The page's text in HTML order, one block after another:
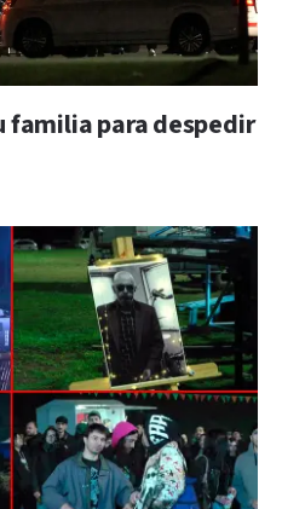
familia para despedir